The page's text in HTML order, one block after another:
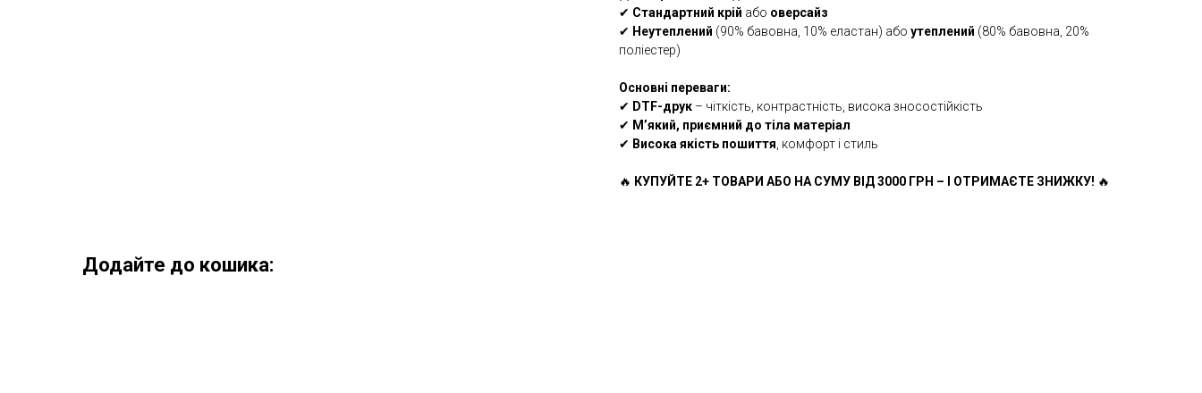
✔ Стандартний крій або оверсайз
✔ Неутеплений (90% бавовна, 10% еластан) або утеплений (80% бавовна, 20%
поліестер)
Основні переваги:
✔ DTF-друк – чіткість, контрастність, висока зносостійкість
✔ М’який, приємний до тіла матеріал
✔ Висока якість пошиття , комфорт і стиль
🔥 КУПУЙТЕ 2+ ТОВАРИ АБО НА СУМУ ВІД 3000 ГРН – І ОТРИМАЄТЕ ЗНИЖКУ! 🔥
Додайте до кошика: